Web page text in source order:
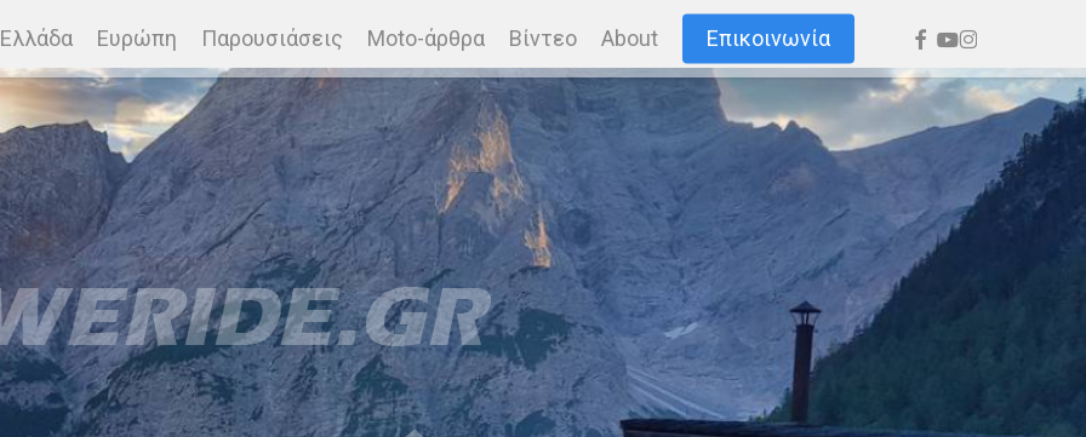
Ελλάδα Ευρώπη Παρουσιάσεις Moto-άρθρα Βίντεο About Επικοινωνία facebook
youtube
instagram